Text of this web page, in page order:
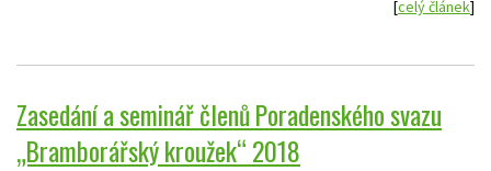
[celý článek]
Zasedání a seminář členů Poradenského svazu
„Bramborářský kroužek“ 2018